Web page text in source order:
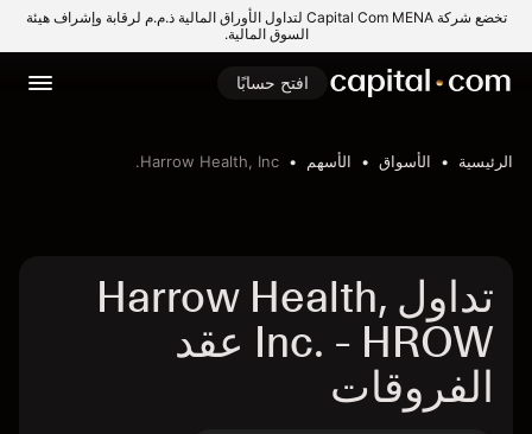
تخضع شركة Capital Com MENA لتداول الأوراق المالية ذ.م.م لرقابة وإشراف هيئة
السوق المالية.
افتح حسابًا
الرئيسية الأسواق الأسهم Harrow Health, Inc.
تداول Harrow Health,
Inc. - HROW عقد
الفروقات